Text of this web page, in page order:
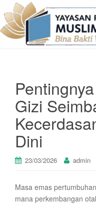
Gizi
Dini
23/03/2026 admin
Masa emas
mana perkembangan